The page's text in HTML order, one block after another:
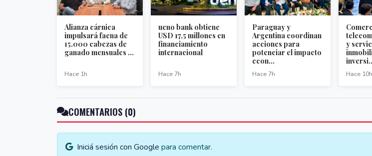
Alianza cárnica
impulsará faena de
15.000 cabezas de
ganado mensuales ...
Hace 1h
ueno bank obtiene
USD 17,5 millones en
financiamiento
internacional
Hace 7h
Paraguay y
Argentina coordinan
acciones para
potenciar el impacto
econ...
Hace 7h
y
Hace 10h
COMENTARIOS (0)
Iniciá sesión con Google para comentar.